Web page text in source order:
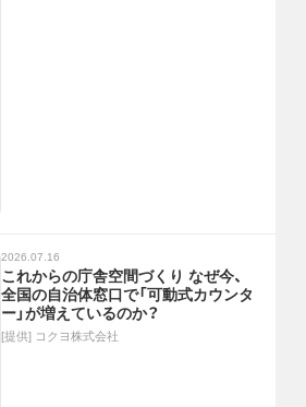
2026.07.16
これからの庁舎空間づくり なぜ今、
全国の自治体窓口で「可動式カウンタ
ー」が増えているのか？
[提供] コクヨ株式会社